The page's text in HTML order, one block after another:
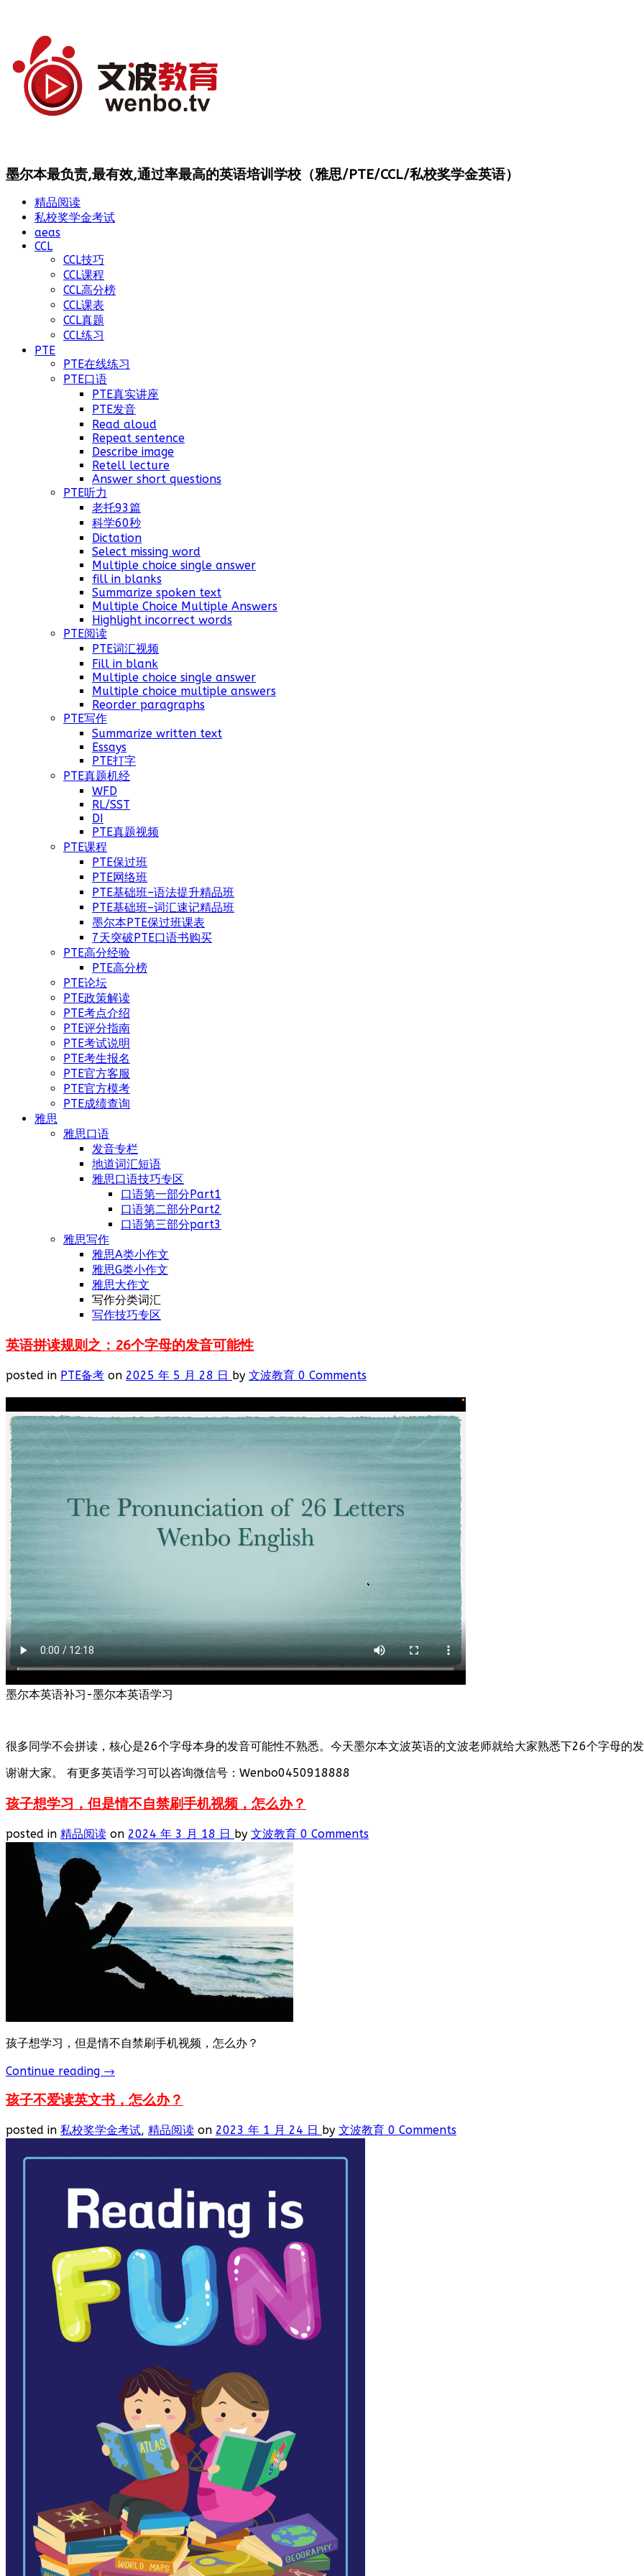
墨尔本最负责,最有效,通过率最高的英语培训学校（雅思/PTE/CCL/私校奖学金英语）
精品阅读
私校奖学金考试
aeas
CCL
CCL技巧
CCL课程
CCL高分榜
CCL课表
CCL真题
CCL练习
PTE
PTE在线练习
PTE口语
PTE真实讲座
PTE发音
Read aloud
Repeat sentence
Describe image
Retell lecture
Answer short questions
PTE听力
老托93篇
科学60秒
Dictation
Select missing word
Multiple choice single answer
fill in blanks
Summarize spoken text
Multiple Choice Multiple Answers
Highlight incorrect words
PTE阅读
PTE词汇视频
Fill in blank
Multiple choice single answer
Multiple choice multiple answers
Reorder paragraphs
PTE写作
Summarize written text
Essays
PTE打字
PTE真题机经
WFD
RL/SST
DI
PTE真题视频
PTE课程
PTE保过班
PTE网络班
PTE基础班–语法提升精品班
PTE基础班–词汇速记精品班
墨尔本PTE保过班课表
7天突破PTE口语书购买
PTE高分经验
PTE高分榜
PTE论坛
PTE政策解读
PTE考点介绍
PTE评分指南
PTE考试说明
PTE考生报名
PTE官方客服
PTE官方模考
PTE成绩查询
雅思
雅思口语
发音专栏
地道词汇短语
雅思口语技巧专区
口语第一部分Part1
口语第二部分Part2
口语第三部分part3
雅思写作
雅思A类小作文
雅思G类小作文
雅思大作文
写作分类词汇
写作技巧专区
英语拼读规则之：26个字母的发音可能性
posted in PTE备考 on 2025 年 5 月 28 日 by 文波教育 0 Comments
墨尔本英语补习-墨尔本英语学习
很多同学不会拼读，核心是26个字母本身的发音可能性不熟悉。今天墨尔本文波英语的文波老师就给大家熟悉下26个字母的发
谢谢大家。 有更多英语学习可以咨询微信号：Wenbo0450918888
孩子想学习，但是情不自禁刷手机视频，怎么办？
posted in 精品阅读 on 2024 年 3 月 18 日 by 文波教育 0 Comments
孩子想学习，但是情不自禁刷手机视频，怎么办？
Continue reading →
孩子不爱读英文书，怎么办？
posted in 私校奖学金考试, 精品阅读 on 2023 年 1 月 24 日 by 文波教育 0 Comments